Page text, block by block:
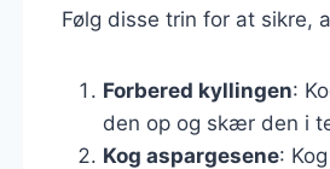
Følg disse trin for at sikre,
Forbered kyllingen:
den op og skær den i
Kog aspargesene: